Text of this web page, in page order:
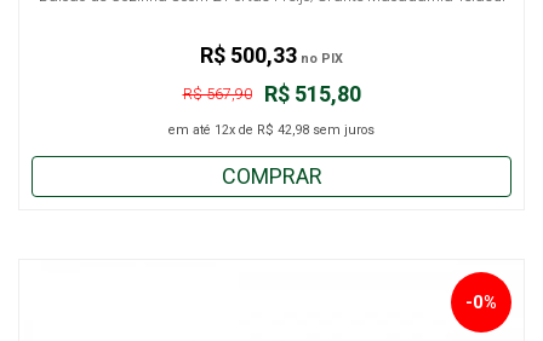
R$ 515,80
R$ 567,90
em até 12x de R$ 42,98 sem juros
R$ 500,33 no PIX
COMPRAR
-0%